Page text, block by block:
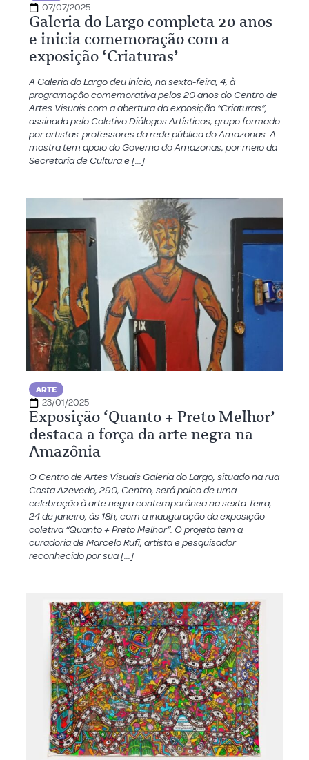
07/07/2025
Galeria do Largo completa 20 anos
e inicia comemoração com a
exposição ‘Criaturas’
A Galeria do Largo deu início, na sexta-feira, 4, à
programação comemorativa pelos 20 anos do Centro de
Artes Visuais com a abertura da exposição “Criaturas”,
assinada pelo Coletivo Diálogos Artísticos, grupo formado
por artistas-professores da rede pública do Amazonas. A
mostra tem apoio do Governo do Amazonas, por meio da
Secretaria de Cultura e […]
ARTE
23/01/2025
Exposição ‘Quanto + Preto Melhor’
destaca a força da arte negra na
Amazônia
O Centro de Artes Visuais Galeria do Largo, situado na rua
Costa Azevedo, 290, Centro, será palco de uma
celebração à arte negra contemporânea na sexta-feira,
24 de janeiro, às 18h, com a inauguração da exposição
coletiva “Quanto + Preto Melhor”. O projeto tem a
curadoria de Marcelo Rufi, artista e pesquisador
reconhecido por sua […]